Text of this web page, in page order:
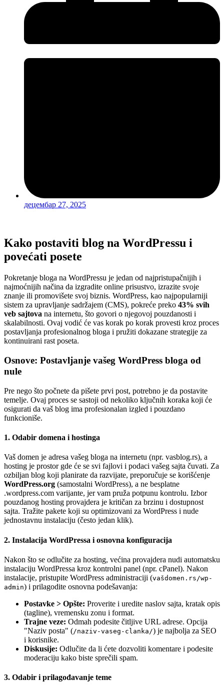
децембар 27, 2025
Kako postaviti blog na WordPressu i
povećati posete
Pokretanje bloga na WordPressu je jedan od najpristupačnijih i
najmoćnijih načina da izgradite online prisustvo, izrazite svoje
znanje ili promovišete svoj biznis. WordPress, kao najpopularniji
sistem za upravljanje sadržajem (CMS), pokreće preko 43% svih
veb sajtova na internetu, što govori o njegovoj pouzdanosti i
skalabilnosti. Ovaj vodić će vas korak po korak provesti kroz proces
postavljanja profesionalnog bloga i pružiti dokazane strategije za
kontinuirani rast poseta.
Osnove: Postavljanje vašeg WordPress bloga od
nule
Pre nego što počnete da pišete prvi post, potrebno je da postavite
temelje. Ovaj proces se sastoji od nekoliko ključnih koraka koji će
osigurati da vaš blog ima profesionalan izgled i pouzdano
funkcioniše.
1. Odabir domena i hostinga
Vaš domen je adresa vašeg bloga na internetu (npr. vasblog.rs), a
hosting je prostor gde će se svi fajlovi i podaci vašeg sajta čuvati. Za
ozbiljan blog koji planirate da razvijate, preporučuje se korišćenje
WordPress.org (samostalni WordPress), a ne besplatne
.wordpress.com varijante, jer vam pruža potpunu kontrolu. Izbor
pouzdanog hosting provajdera je kritičan za brzinu i dostupnost
sajta. Tražite pakete koji su optimizovani za WordPress i nude
jednostavnu instalaciju (često jedan klik).
2. Instalacija WordPressa i osnovna konfiguracija
Nakon što se odlučite za hosting, većina provajdera nudi automatsku
instalaciju WordPressa kroz kontrolni panel (npr. cPanel). Nakon
instalacije, pristupite WordPress administraciji (vašdomen.rs/wp-
admin) i prilagodite osnovna podešavanja:
Postavke > Opšte: Proverite i uredite naslov sajta, kratak opis
(tagline), vremensku zonu i format.
Trajne veze: Odmah podesite čitljive URL adrese. Opcija
"Naziv posta" (/naziv-vaseg-clanka/) je najbolja za SEO
i korisnike.
Diskusije: Odlučite da li ćete dozvoliti komentare i podesite
moderaciju kako biste sprečili spam.
3. Odabir i prilagođavanje teme